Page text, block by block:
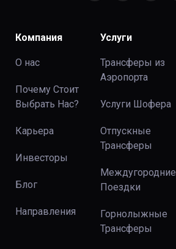
Компания
О нас
Почему Стоит
Выбрать Нас?
Карьера
Инвесторы
Блог
Направления
Услуги
Трансферы из
Аэропорта
Услуги Шофера
Отпускные
Трансферы
Междугородние
Поездки
Горнолыжные
Трансферы